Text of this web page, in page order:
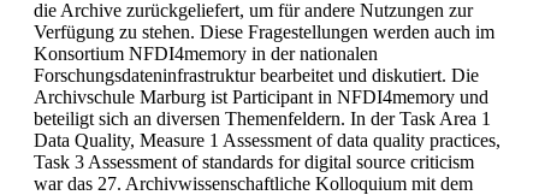
die Archive zurückgeliefert, um für andere Nutzungen zur
Verfügung zu stehen. Diese Fragestellungen werden auch im
Konsortium NFDI4memory in der nationalen
Forschungsdateninfrastruktur bearbeitet und diskutiert. Die
Archivschule Marburg ist Participant in NFDI4memory und
beteiligt sich an diversen Themenfeldern. In der Task Area 1
Data Quality, Measure 1 Assessment of data quality practices,
Task 3 Assessment of standards for digital source criticism
war das 27. Archivwissenschaftliche Kolloquium mit dem